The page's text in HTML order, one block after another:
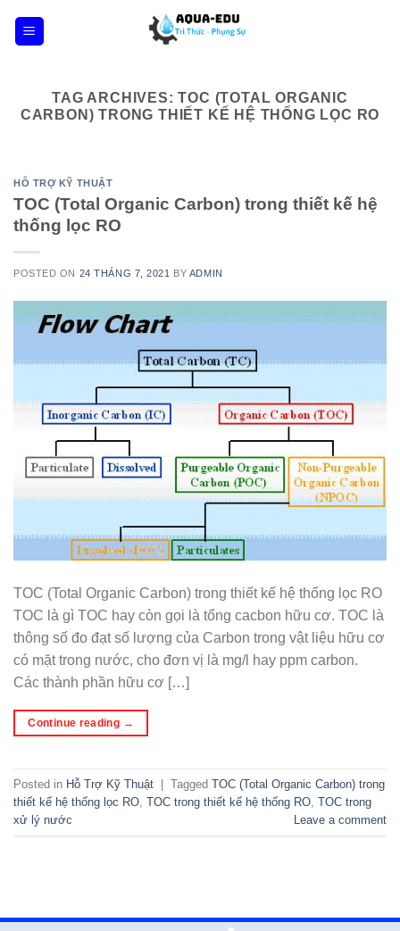
TAG ARCHIVES:TOC (TOTAL ORGANIC
CARBON) TRONG THIẾT KẾ HỆ THỐNG LỌC RO
HỖ TRỢ KỸ THUẬT
TOC (Total Organic Carbon) trong thiết kế hệ
thống lọc RO
POSTED ON 24 THÁNG 7, 2021 BY ADMIN
TOC (Total Organic Carbon) trong thiết kế hệ thống lọc RO
TOC là gì TOC hay còn gọi là tổng cacbon hữu cơ. TOC là
thông số đo đạt số lượng của Carbon trong vật liệu hữu cơ
có mặt trong nước, cho đơn vị là mg/l hay ppm carbon.
Các thành phần hữu cơ […]
Continue reading →
Posted in Hỗ Trợ Kỹ Thuật | Tagged TOC (Total Organic Carbon) trong
thiết kế hệ thống lọc RO TOC trong thiết kế hệ thống RO TOC trong
xử lý nước
Leave a comment